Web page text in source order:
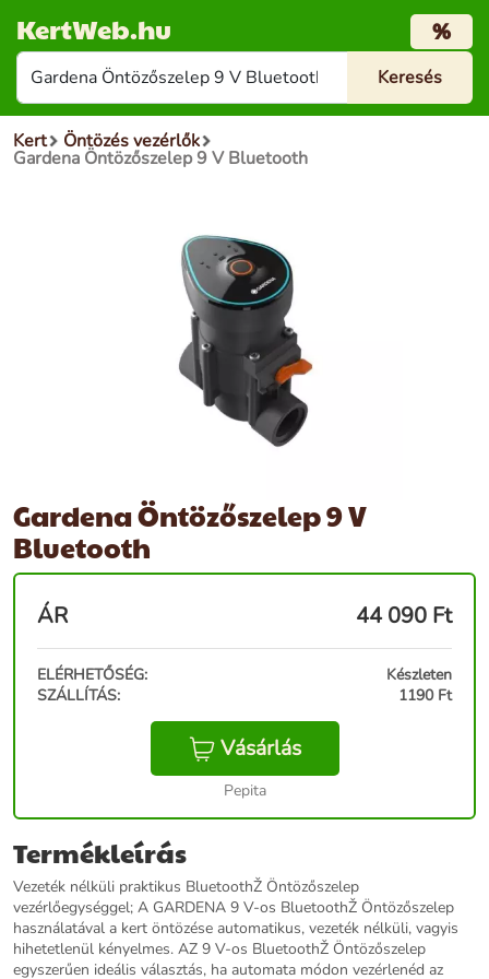
KertWeb.hu %
Kert Öntözés vezérlők
Gardena Öntözőszelep 9 V Bluetooth
Gardena Öntözőszelep 9 V
Bluetooth
ÁR 44 090 Ft
ELÉRHETŐSÉG:
Készleten
SZÁLLÍTÁS:
1190 Ft
Vásárlás
Pepita
Termékleírás
Vezeték nélküli praktikus BluetoothŽ Öntözőszelep
vezérlőegységgel; A GARDENA 9 V-os BluetoothŽ Öntözőszelep
használatával a kert öntözése automatikus, vezeték nélküli, vagyis
hihetetlenül kényelmes. AZ 9 V-os BluetoothŽ Öntözőszelep
egyszerűen ideális választás, ha automata módon vezérlenéd az